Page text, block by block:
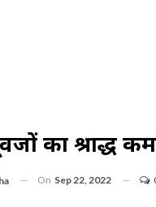
का श्राद्ध
On Sep 22, 2022